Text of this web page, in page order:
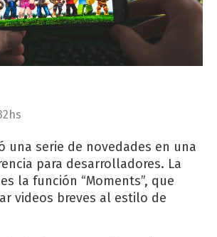
una serie de novedades en una
para desarrolladores. La
la función “Moments”, que
videos breves al estilo de